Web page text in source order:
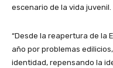
escenario de la vida juvenil.
“Desde la reapertura de la
año por problemas
identidad, repensando la